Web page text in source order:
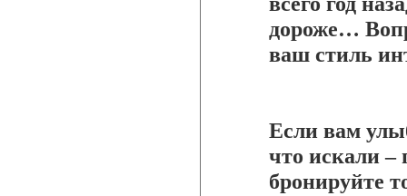
дороже…
ваш стиль
Если вам
что искали –
бронируйте